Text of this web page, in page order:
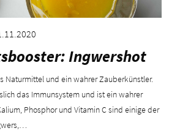
Ingwershot
Naturmittel und ein wahrer Zauberkünstler.
das Immunsystem und ist ein wahrer
Phosphor und Vitamin C sind einige der